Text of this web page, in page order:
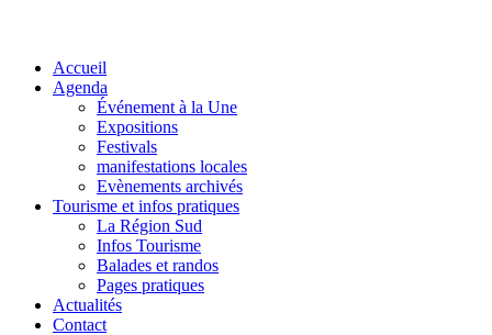
Accueil
Agenda
Événement à la Une
Expositions
Festivals
manifestations locales
Evènements archivés
Tourisme et infos pratiques
La Région Sud
Infos Tourisme
Balades et randos
Pages pratiques
Actualités
Contact